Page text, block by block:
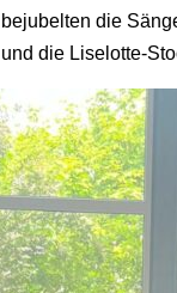
die
die Liselotte-